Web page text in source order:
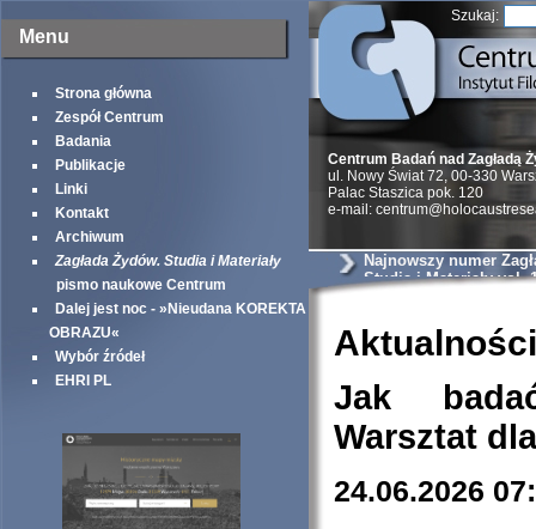
Menu
Strona główna
Zespół Centrum
Badania
Publikacje
Linki
Kontakt
Archiwum
Zagłada Żydów. Studia i Materiały
pismo naukowe Centrum
Dalej jest noc - »Nieudana KOREKTA
OBRAZU«
Wybór źródeł
EHRI PL
Szukaj:
Centrum Badań nad Zagładą
ul. Nowy Świat 72, 00-330
Palac Staszica pok. 120
e-mail:
Najnowszy numer
Studia i Materiały vol.
Aktualności
Jak
Warsztat
24.06.2026